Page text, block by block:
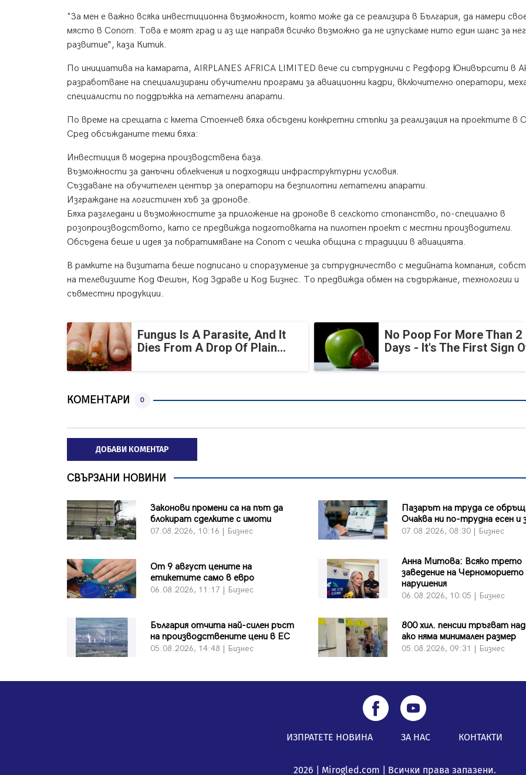
"За мен е важно всяка инвестиционна възможност, която може да се реализира в България, да намери
място в Сопот. Това е моят град и аз ще направя всичко възможно да не изпускаме нито един шанс за
развитие“, каза Китик.
По инициатива на камарата, AIRPLANES AFRICA LIMITED вече си сътрудничи с Редфорд Юнивърсити в
разработване на специализирани обучителни програми за авиационни кадри, включително оператори,
специалисти по поддръжка на летателни апарати.
По време на срещата с кмета Стоенчев бяха обсъдени конкретни стъпки за реализация на проектите в
Сред обсъжданите теми бяха:
Инвестиция в модерна производствена база.
Възможности за данъчни облекчения и подходящи инфраструктурни условия.
Създаване на обучителен център за оператори на безпилотни летателни апарати.
Изграждане на логистичен хъб за дронове.
Бяха разгледани и възможностите за приложение на дронове в селското стопанство, по-специално в
розопроизводството, като се предвижда подготовката на пилотен проект с местни производители.
Обсъдена беше и идея за побратимяване на Сопот с чешка община с традиции в авиацията.
В рамките на визитата беше подписано и споразумение за сътрудничество с медийната компания,
на телевизиите Код Фешън, Код Здраве и Код Бизнес. То предвижда обмен на съдържание, технологии и
съвместни продукции.
Fungus Is A Parasite, And It
Dies From A Drop Of Plain...
No Poop For More Than 2
Days - It's The First Sign
КОМЕНТАРИ 0
ДОБАВИ КОМЕНТАР
СВЪРЗАНИ НОВИНИ
Законови промени са на път да
блокират сделките с имоти
07.08.2026, 10:16 | Бизнес
Пазарът на труда се
Очаква ни по-трудна есен и
07.08.2026, 08:30 | Бизнес
От 9 август цените на
етикетите само в евро
06.08.2026, 11:17 | Бизнес
Анна Митова: Всяко трето
заведение на Черноморието
нарушения
06.08.2026, 10:05 | Бизнес
България отчита най-силен ръст
на производствените цени в ЕС
05.08.2026, 14:48 | Бизнес
800 хил. пенсии тръгват
ако няма минимален размер
05.08.2026, 09:31 | Бизнес
ИЗПРАТЕТЕ НОВИНА ЗА НАС КОНТАКТИ
2026 | Mirogled.com | Всички права запазени.